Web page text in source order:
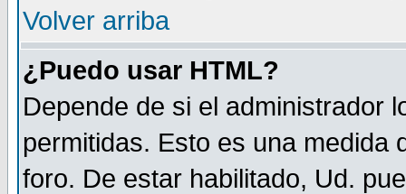
Volver arriba
¿Puedo usar HTML?
Depende de si el administrador
permitidas. Esto es una medida
foro. De estar habilitado, Ud.